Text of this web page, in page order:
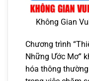
Không Gian
Chương trình
Những Ước Mơ”
hóa thông